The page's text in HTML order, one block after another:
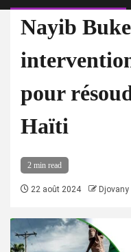
Nayib
pour
Haïti
2 min read
22 août 2024 Djovany